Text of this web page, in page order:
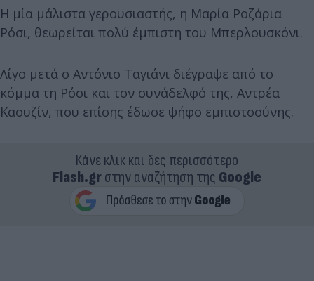
Η μία μάλιστα γερουσιαστής, η Μαρία Ροζάρια
Ρόσι, θεωρείται πολύ έμπιστη του Μπερλουσκόνι.
Λίγο μετά ο Αντόνιο Ταγιάνι διέγραψε από το
κόμμα τη Ρόσι και τον συνάδελφό της, Αντρέα
Καουζίν, που επίσης έδωσε ψήφο εμπιστοσύνης.
Κάνε κλικ και δες περισσότερο
Flash.grστην αναζήτηση της Google